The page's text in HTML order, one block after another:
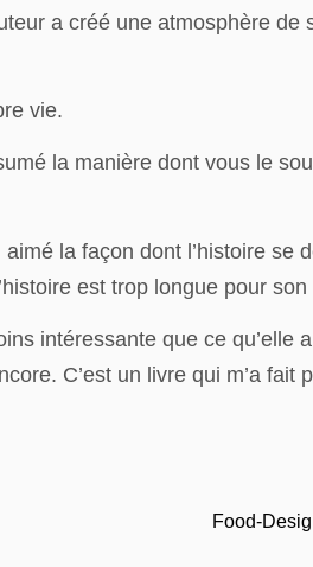
a créé une atmosphère de
vie.
la manière dont vous le
la façon dont l’histoire se
est trop longue pour
intéressante que ce qu’elle
C’est un livre qui m’a fait
Food-